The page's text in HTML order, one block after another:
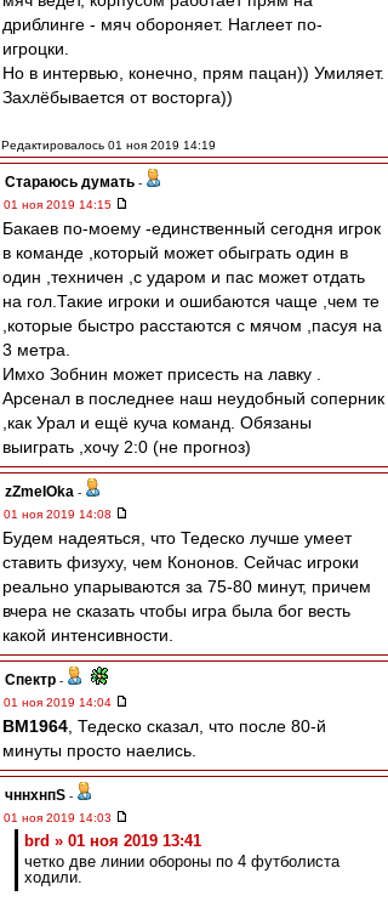
дриблинге - мяч обороняет. Наглеет по-
игроцки.
Но в интервью, конечно, прям пацан)) Умиляет.
Захлёбывается от восторга))
Редактировалось 01 ноя 2019 14:19
Стараюсь думать -
01 ноя 2019 14:15
Бакаев по-моему -единственный сегодня игрок
в команде ,который может обыграть один в
один ,техничен ,с ударом и пас может отдать
на гол.Такие игроки и ошибаются чаще ,чем те
,которые быстро расстаются с мячом ,пасуя на
3 метра.
Имхо Зобнин может присесть на лавку .
Арсенал в последнее наш неудобный соперник
,как Урал и ещё куча команд. Обязаны
выиграть ,хочу 2:0 (не прогноз)
zZmeIOka -
01 ноя 2019 14:08
Будем надеяться, что Тедеско лучше умеет
ставить физуху, чем Кононов. Сейчас игроки
реально упарываются за 75-80 минут, причем
вчера не сказать чтобы игра была бог весть
какой интенсивности.
Спектр -
01 ноя 2019 14:04
BM1964 , Тедеско сказал, что после 80-й
минуты просто наелись.
чннхнпS -
01 ноя 2019 14:03
brd » 01 ноя 2019 13:41
четко две линии обороны по 4 футболиста
ходили.